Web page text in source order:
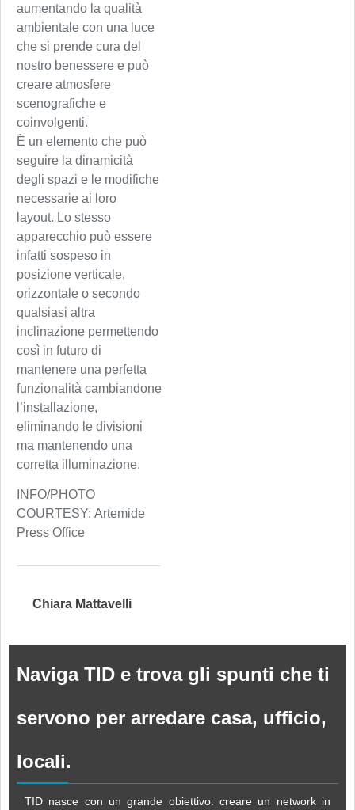
aumentando la qualità
ambientale con una luce
che si prende cura del
nostro benessere e può
creare atmosfere
scenografiche e
coinvolgenti.
È un elemento che può
seguire la dinamicità
degli spazi e le modifiche
necessarie ai loro
layout. Lo stesso
apparecchio può essere
infatti sospeso in
posizione verticale,
orizzontale o secondo
qualsiasi altra
inclinazione permettendo
così in futuro di
mantenere una perfetta
funzionalità cambiandone
l’installazione,
eliminando le divisioni
ma mantenendo una
corretta illuminazione.
INFO/PHOTO
COURTESY: Artemide
Press Office
Chiara Mattavelli
Naviga TID e trova gli spunti che ti
servono per arredare casa, ufficio,
locali.
TID nasce con un grande obiettivo: creare un network in